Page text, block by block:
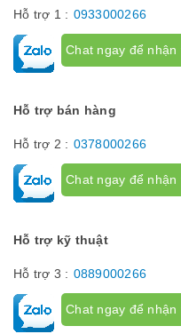
Hỗ trợ 1 : 0933000266
Chat ngay để nhận
Hỗ trợ bán hàng
Hỗ trợ 2 : 0378000266
Chat ngay để nhận
Hỗ trợ kỹ thuật
Hỗ trợ 3 : 0889000266
Chat ngay để nhận